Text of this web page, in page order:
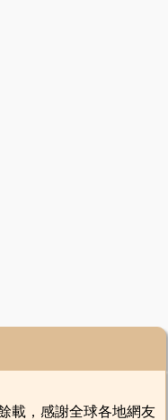
，感謝全球各地網友